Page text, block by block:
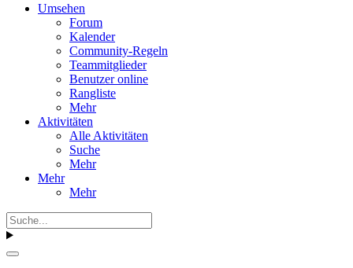
Umsehen
Forum
Kalender
Community-Regeln
Teammitglieder
Benutzer online
Rangliste
Mehr
Aktivitäten
Alle Aktivitäten
Suche
Mehr
Mehr
Mehr